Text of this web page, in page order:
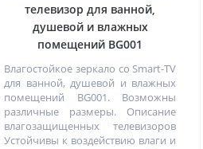
телевизор для ванной,
душевой и влажных
помещений BG001
Влагостойкое зеркало со Smart-TV
для ванной, душевой и влажных
помещений BG001. Возможны
различные размеры. Описание
влагозащищенных телевизоров
Устойчивы к воздействию влаги и